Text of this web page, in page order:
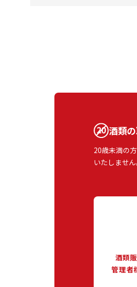
酒類
20歳未満の
いたしません
酒類
管理者